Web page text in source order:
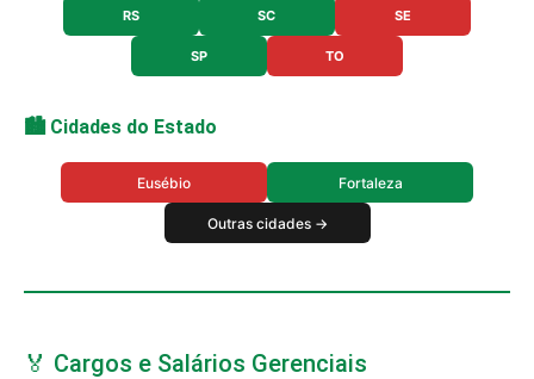
RS SC SE
SP TO
🏙️ Cidades do Estado
Eusébio Fortaleza
Outras cidades →
🏅 Cargos e Salários Gerenciais